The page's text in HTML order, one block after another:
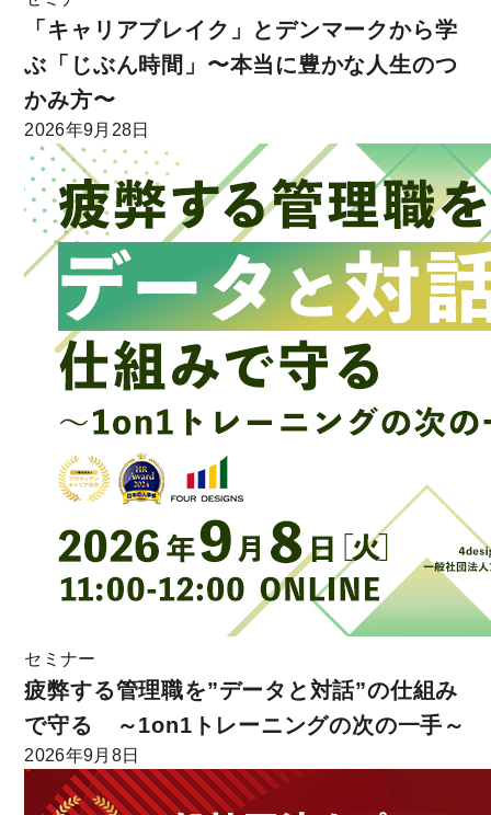
「キャリアブレイク」とデンマークから学
ぶ「じぶん時間」〜本当に豊かな人生のつ
かみ方〜
2026年9月28日
セミナー
疲弊する管理職を”データと対話”の仕組み
で守る ～1on1トレーニングの次の一手～
2026年9月8日